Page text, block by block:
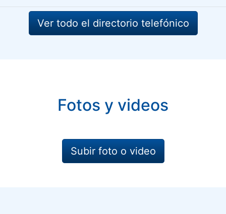
Ver todo el directorio telefónico
Fotos y videos
Subir foto o video